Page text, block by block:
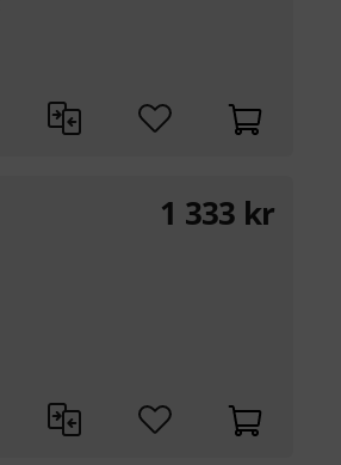
1 333 kr